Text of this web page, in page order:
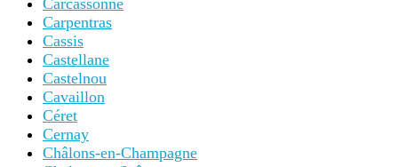
Carcassonne
Carpentras
Cassis
Castellane
Castelnou
Cavaillon
Céret
Cernay
Châlons-en-Champagne